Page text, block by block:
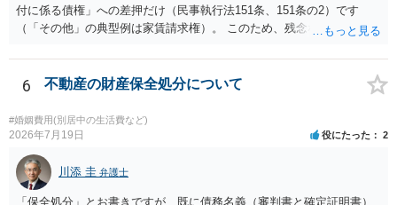
付に係る債権」への差押だけ（民事執行法151条、151条の2）です
（「その他」の典型例は家賃請求権）。 このため、残念ながらお答え
のみが配当の対象です。
6 不動産の財産保全処分について
#婚姻費用(別居中の生活費など)
2026年7月19日 役にたった 2
川添 圭 弁護士
「保全処分」とお書きですが、既に債務名義（審判書と確定証明書）